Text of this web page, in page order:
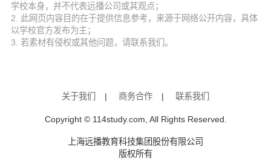
学校本身，并不代表远播公司或其观点；
2. 此网页内容目的在于提供信息参考，来源于网络公开内容，具体
以学校官方发布为主；
3. 若素材有侵权或其他问题，请联系我们。
关于我们 | 商务合作 | 联系我们
Copyright © 114study.com, All Rights Reserved.
上海远播教育科技集团股份有限公司
版权所有